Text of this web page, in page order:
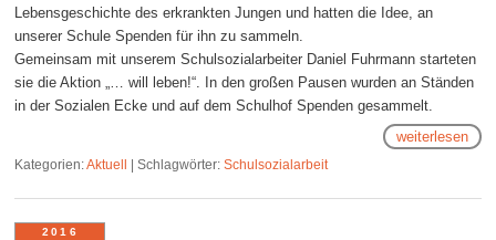
Lebensgeschichte des erkrankten Jungen und hatten die Idee, an
unserer Schule Spenden für ihn zu sammeln.
Gemeinsam mit unserem Schulsozialarbeiter Daniel Fuhrmann starteten
sie die Aktion „… will leben!“. In den großen Pausen wurden an Ständen
in der Sozialen Ecke und auf dem Schulhof Spenden gesammelt.
weiterlesen
Kategorien:Aktuell |Schlagwörter: Schulsozialarbeit
2016